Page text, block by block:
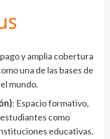
y amplia cobertura
una de las bases de
mundo.
: Espacio formativo,
como
educativas.